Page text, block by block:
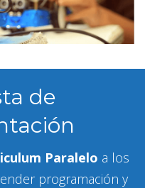
de
Paralelo a los
programación y